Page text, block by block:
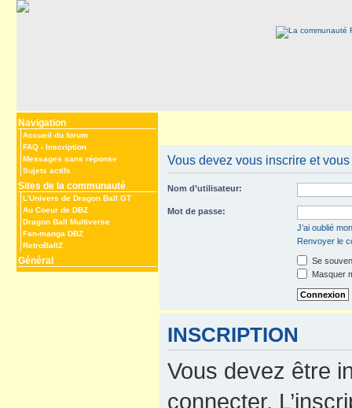
Navigation
Accueil du forum
FAQ - Inscription
Messages sans réponse
Sujets actifs
Sites de la communauté
L’Univers de Dragon Ball GT
Au Coeur de DBZ
Dragon Ball Multiverse
Fan-manga DBZ
RetroBallZ
Général
Vous devez vous inscrire et
Nom d’utilisateur:
Mot de passe:
J’ai oublié
Renvoyer le
Se
Masquer
INSCRIPTION
Vous devez être
connecter.